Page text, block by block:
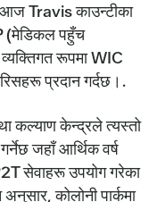
आज Travis काउन्टीका
(मेडिकल पहुँच
रूपमा WIC
प्रदान गर्दछ।.
कल्याण केन्द्रले त्यस्तो
जहाँ आर्थिक वर्ष
सेवाहरू उपयोग गरेका
कोलोनी पार्कमा